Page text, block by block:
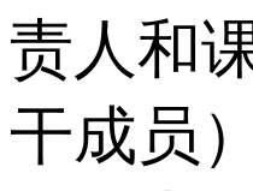
责人和
干成员